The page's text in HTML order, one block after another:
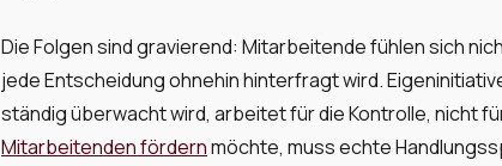
Die Folgen sind gravierend: Mitarbeitende fühlen sich
jede Entscheidung ohnehin hinterfragt wird.
ständig überwacht wird, arbeitet für die Kontrolle, nicht
Mitarbeitenden fördernmöchte, muss echte